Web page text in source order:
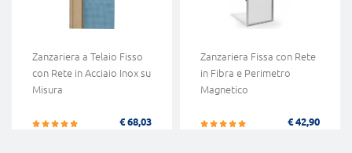
Zanzariera a Telaio Fisso
con Rete in Acciaio Inox su
Misura
€ 68,03
Zanzariera Fissa con Rete
in Fibra e Perimetro
Magnetico
€ 42,90